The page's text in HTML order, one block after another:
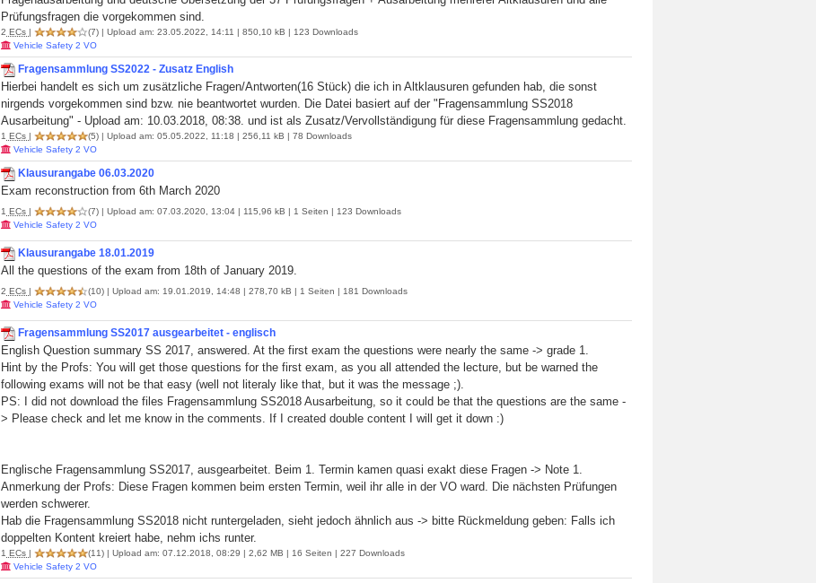
Prüfungsfragen die vorgekommen sind.
2 ECs | (7) | Upload am: 23.05.2022, 14:11 | 850,10 kB | 123 Downloads
Vehicle Safety 2 VO
Fragensammlung SS2022 - Zusatz English
Hierbei handelt es sich um zusätzliche Fragen/Antworten(16 Stück) die ich in Altklausuren gefunden hab, die sonst
nirgends vorgekommen sind bzw. nie beantwortet wurden. Die Datei basiert auf der "Fragensammlung SS2018
Ausarbeitung" - Upload am: 10.03.2018, 08:38. und ist als Zusatz/Vervollständigung für diese Fragensammlung gedacht.
1 ECs | (5) | Upload am: 05.05.2022, 11:18 | 256,11 kB | 78 Downloads
Vehicle Safety 2 VO
Klausurangabe 06.03.2020
Exam reconstruction from 6th March 2020
1 ECs | (7) | Upload am: 07.03.2020, 13:04 | 115,96 kB | 1 Seiten | 123 Downloads
Vehicle Safety 2 VO
Klausurangabe 18.01.2019
All the questions of the exam from 18th of January 2019.
2 ECs | (10) | Upload am: 19.01.2019, 14:48 | 278,70 kB | 1 Seiten | 181 Downloads
Vehicle Safety 2 VO
Fragensammlung SS2017 ausgearbeitet - englisch
English Question summary SS 2017, answered. At the first exam the questions were nearly the same -> grade 1.
Hint by the Profs: You will get those questions for the first exam, as you all attended the lecture, but be warned the
following exams will not be that easy (well not literaly like that, but it was the message ;).
PS: I did not download the files Fragensammlung SS2018 Ausarbeitung, so it could be that the questions are the same -
> Please check and let me know in the comments. If I created double content I will get it down :)
Englische Fragensammlung SS2017, ausgearbeitet. Beim 1. Termin kamen quasi exakt diese Fragen -> Note 1.
Anmerkung der Profs: Diese Fragen kommen beim ersten Termin, weil ihr alle in der VO ward. Die nächsten Prüfungen
werden schwerer.
Hab die Fragensammlung SS2018 nicht runtergeladen, sieht jedoch ähnlich aus -> bitte Rückmeldung geben: Falls ich
doppelten Kontent kreiert habe, nehm ichs runter.
1 ECs | (11) | Upload am: 07.12.2018, 08:29 | 2,62 MB | 16 Seiten | 227 Downloads
Vehicle Safety 2 VO